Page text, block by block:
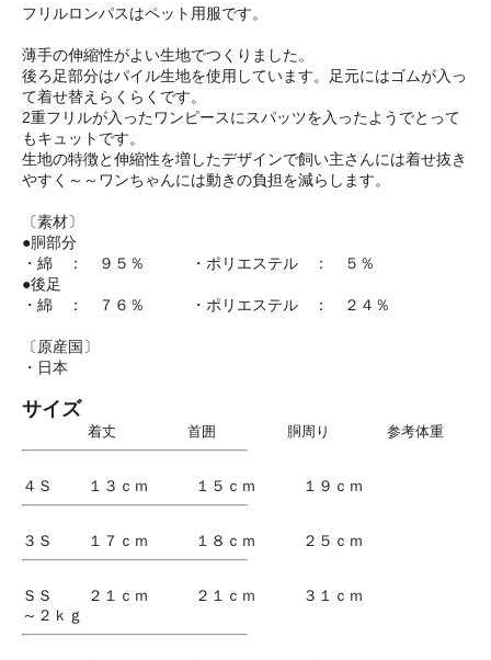
フリルロンパスはペット用服です。
薄手の伸縮性がよい生地でつくりました。
後ろ足部分はパイル生地を使用しています。足元にはゴムが入っ
て着せ替えらくらくです。
2重フリルが入ったワンピースにスパッツを入ったようでとって
もキュットです。
生地の特徴と伸縮性を増したデザインで飼い主さんには着せ抜き
やすく～～ワンちゃんには動きの負担を減らします。
〔素材〕
●胴部分
・綿 ： ９５％ ・ポリエステル ： ５％
●後足
・綿 ： ７６％ ・ポリエステル ： ２４％
〔原産国〕
・日本
サイズ
着丈 首囲 胴周り 参考体重
４Ｓ １３ｃｍ １５ｃｍ １９ｃｍ
３Ｓ １７ｃｍ １８ｃｍ ２５ｃｍ
ＳＳ ２１ｃｍ ２１ｃｍ ３１ｃｍ
～２ｋｇ